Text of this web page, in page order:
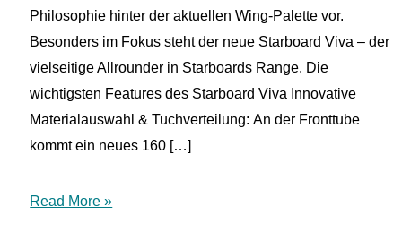
Philosophie hinter der aktuellen Wing-Palette vor.
Besonders im Fokus steht der neue Starboard Viva – der
vielseitige Allrounder in Starboards Range. Die
wichtigsten Features des Starboard Viva Innovative
Materialauswahl & Tuchverteilung: An der Fronttube
kommt ein neues 160 […]
Starboard
Read More »